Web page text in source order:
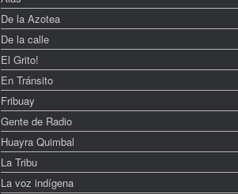
De la Azotea
De la calle
El Grito!
En Tránsito
Fribuay
Gente de Radio
Huayra Quimbal
La Tribu
La voz indígena